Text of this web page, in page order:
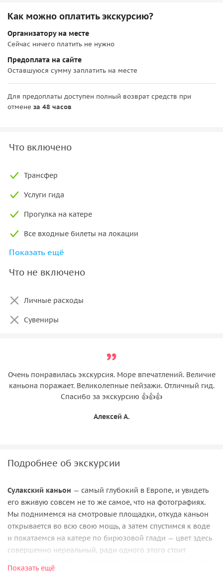
Как можно оплатить экскурсию?
Организатору на месте
Сейчас ничего платить не нужно
Предоплата на сайте
Оставшуюся сумму заплатить на месте
Для предоплаты доступен полный возврат средств при
отмене за 48 часов
Что включено
Трансфер
Услуги гида
Прогулка на катере
Все входные билеты на локации
Обед
Показать ещё
Что не включено
Личные расходы
Сувениры
Очень понравилась экскурсия. Море впечатлений. Величие
каньона поражает. Великолепные пейзажи. Отличный гид.
Спасибо за экскурсию 👍👍👍
Алексей А.
Подробнее об экскурсии
Сулакский каньон — самый глубокий в Европе, и увидеть
его вживую совсем не то же самое, что на фотографиях.
Мы поднимемся на смотровые площадки, откуда каньон
открывается во всю свою мощь, а затем спустимся к воде
и покатаемся на катере по бирюзовой глади — цвет здесь
совершенно нереальный, ради одного этого стоит
Показать ещё